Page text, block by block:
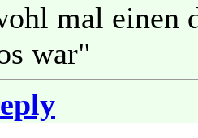
mal einen
war"